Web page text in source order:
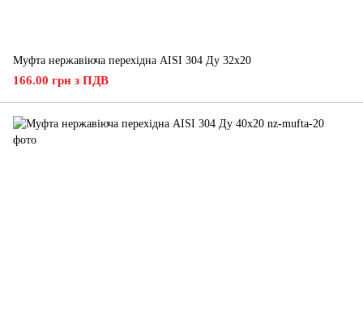
Муфта нержавіюча перехідна AISI 304 Ду 32х20
166.00 грн з ПДВ